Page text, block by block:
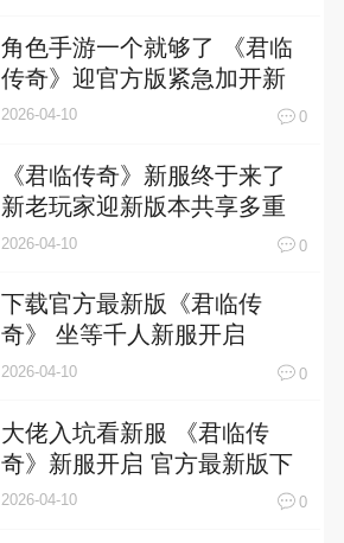
角色手游一个就够了 《君临
传奇》迎官方版紧急加开新
服
2026-04-10 0
《君临传奇》新服终于来了
新老玩家迎新版本共享多重
礼遇
2026-04-10 0
下载官方最新版《君临传
奇》 坐等千人新服开启
2026-04-10 0
大佬入坑看新服 《君临传
奇》新服开启 官方最新版下
载奉上
2026-04-10 0